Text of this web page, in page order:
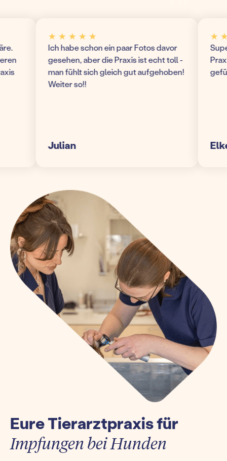
★ ★ ★ ★ ★
Ich habe schon ein paar Fotos davor
gesehen, aber die Praxis ist echt toll -
man fühlt sich gleich gut aufgehoben!
Weiter so!!
Julian
★ ★
Super
Elke
Eure Tierarztpraxis für
Impfungen bei Hunden